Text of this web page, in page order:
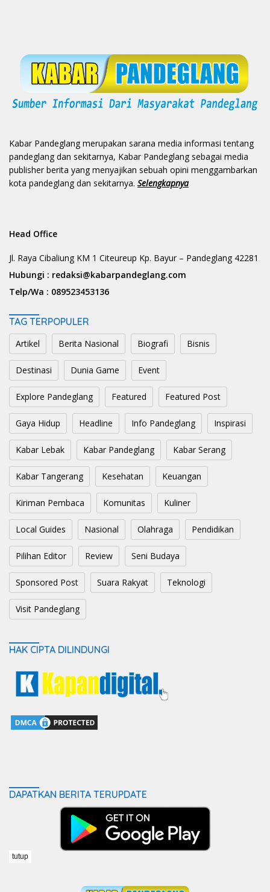
Kabar Pandeglang merupakan sarana media informasi tentang
pandeglang dan sekitarnya, Kabar Pandeglang sebagai media
publisher berita yang menyajikan sebuah opini menggambarkan
kota pandeglang dan sekitarnya. Selengkapnya
Head Office
Jl. Raya Cibaliung KM 1 Citeureup Kp. Bayur – Pandeglang 42281
Hubungi : redaksi@kabarpandeglang.com
Telp/Wa : 089523453136
TAG TERPOPULER
Artikel Berita Nasional Biografi Bisnis
Destinasi Dunia Game Event
Explore Pandeglang Featured Featured Post
Gaya Hidup Headline Info Pandeglang Inspirasi
Kabar Lebak Kabar Pandeglang Kabar Serang
Kabar Tangerang Kesehatan Keuangan
Kiriman Pembaca Komunitas Kuliner
Local Guides Nasional Olahraga Pendidikan
Pilihan Editor Review Seni Budaya
Sponsored Post Suara Rakyat Teknologi
Visit Pandeglang
HAK CIPTA DILINDUNGI
DAPATKAN BERITA TERUPDATE
tutup